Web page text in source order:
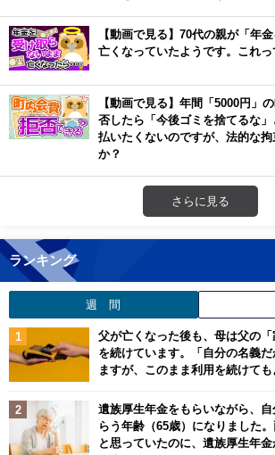
【動画で見る】70代の親が「年
亡くなっていたようです。これ
【動画で見る】年間「5000円」
否したら「今後ゴミを捨てるな
払いたくないのですが、法的な拘
か？
さらに見る
ランキング
週 間
父が亡くなった後も、母は父の
を続けています。「自分の名義
ますが、このまま利用を続けて
遺族厚生年金をもらいながら、
らう年齢（65歳）になりました
と思っていたのに、遺族厚生年